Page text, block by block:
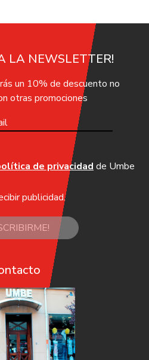
LA NEWSLETTER!
un 10% de descuento no
otras promociones
de privacidad de Umbe
publicidad.